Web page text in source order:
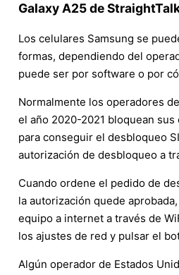
Galaxy A25 de
Los celulares Samsung se
formas, dependiendo del
puede ser por software o por
Normalmente los operadores
el año 2020-2021 bloquean
para conseguir el desbloqueo
autorización de desbloqueo a
Cuando ordene el pedido de
la autorización quede
equipo a internet a través de
los ajustes de red y pulsar el
Algún operador de Estados